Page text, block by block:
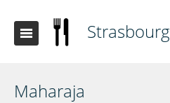
Strasbourg
Maharaja